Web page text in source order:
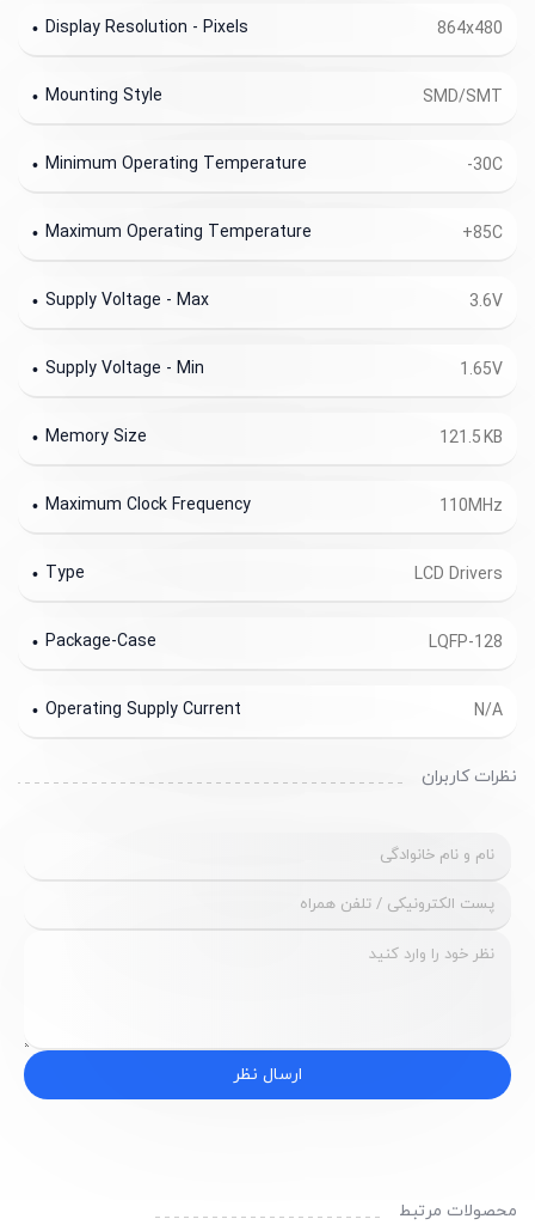
864x480
Display Resolution - Pixels
SMD/SMT
Mounting Style
-30C
Minimum Operating Temperature
+85C
Maximum Operating Temperature
3.6V
Supply Voltage - Max
1.65V
Supply Voltage - Min
121.5 KB
Memory Size
110MHz
Maximum Clock Frequency
LCD Drivers
Type
LQFP-128
Package-Case
N/A
Operating Supply Current
نظرات کاربران
ارسال نظر
محصولات مرتبط